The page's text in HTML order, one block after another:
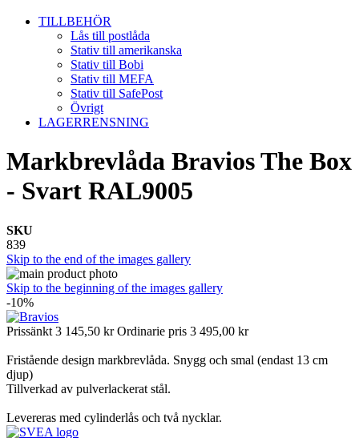
TILLBEHÖR
Lås till postlåda
Stativ till amerikanska
Stativ till Bobi
Stativ till MEFA
Stativ till SafePost
Övrigt
LAGERRENSNING
Markbrevlåda Bravios The Box
- Svart RAL9005
SKU
839
Skip to the end of the images gallery
Skip to the beginning of the images gallery
-10%
Prissänkt 3 145,50 kr Ordinarie pris 3 495,00 kr
Fristående design markbrevlåda. Snygg och smal (endast 13 cm
djup)
Tillverkad av pulverlackerat stål.
Levereras med cylinderlås och två nycklar.